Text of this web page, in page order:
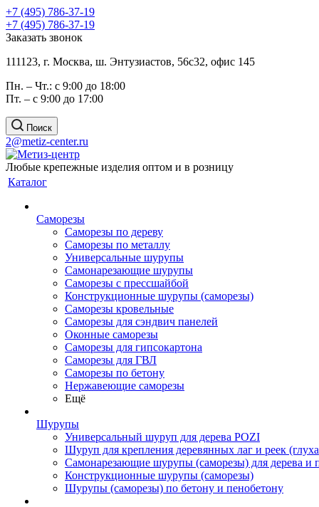
+7 (495) 786-37-19
+7 (495) 786-37-19
Заказать звонок
111123, г. Москва, ш. Энтузиастов, 56с32, офис 145
Пн. – Чт.: с 9:00 до 18:00
Пт. – с 9:00 до 17:00
Поиск
2@metiz-center.ru
Любые крепежные изделия оптом и в розницу
Каталог
Саморезы
Саморезы по дереву
Саморезы по металлу
Универсальные шурупы
Самонарезающие шурупы
Саморезы с прессшайбой
Конструкционные шурупы (саморезы)
Саморезы кровельные
Саморезы для сэндвич панелей
Оконные саморезы
Саморезы для гипсокартона
Саморезы для ГВЛ
Саморезы по бетону
Нержавеющие саморезы
Ещё
Шурупы
Универсальный шуруп для дерева POZI
Шуруп для крепления деревянных лаг и реек
Самонарезающие шурупы (саморезы) для дерева и
Конструкционные шурупы (саморезы)
Шурупы (саморезы) по бетону и пенобетону